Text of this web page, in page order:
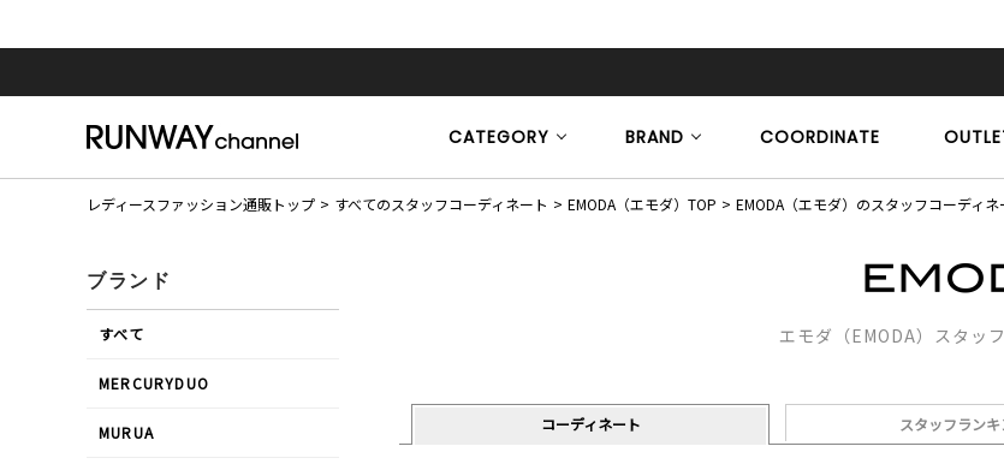
CATEGORY BRAND COORDINATE
レディースファッション通販トップ すべてのスタッフコーディネート EMODA（エモダ）TOP EMODA（エモダ）のスタッフコーディネ
エモダ（EMODA）スタッ
コーディネート スタッフラン
ブランド
すべて
MERCURYDUO
MURUA